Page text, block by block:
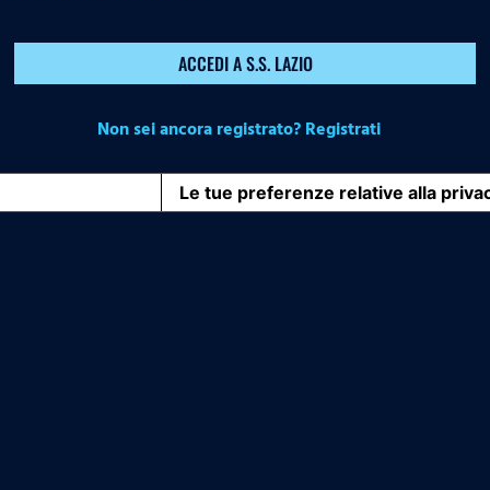
ACCEDI A S.S. LAZIO
Non sei ancora registrato? Registrati
Le tue preferenze relative alla